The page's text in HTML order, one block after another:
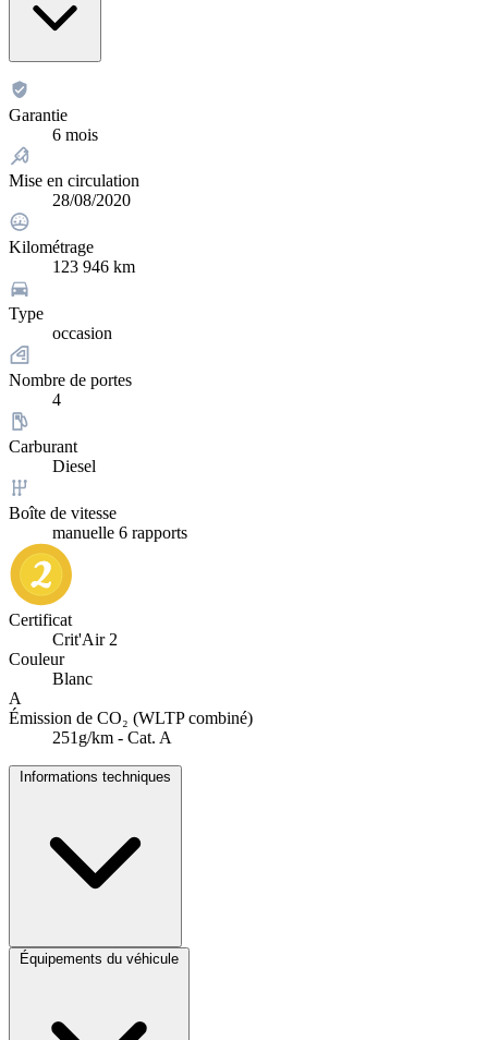
Garantie
6 mois
Mise en circulation
28/08/2020
Kilométrage
123 946 km
Type
occasion
Nombre de portes
4
Carburant
Diesel
Boîte de vitesse
manuelle 6 rapports
Certificat
Crit'Air 2
Couleur
Blanc
A
Émission de CO₂ (WLTP combiné)
251g/km - Cat. A
Informations techniques
Équipements du véhicule